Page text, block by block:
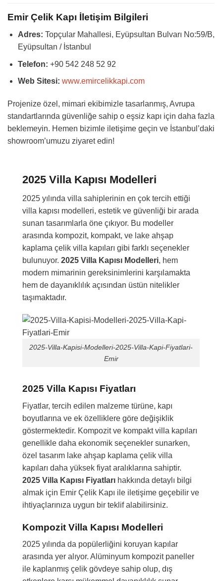
Emir Çelik Kapı İletişim Bilgileri
Adres: Topçular Mahallesi, Eyüpsultan Bulvarı No:59/B,
Eyüpsultan / İstanbul
Telefon: +90 542 248 52 92
Web Sitesi: www.emircelikkapi.com
Projenize özel, mimari ekibimizle tasarlanmış, Avrupa
standartlarında güvenliğe sahip o eşsiz kapı için daha fazla
beklemeyin. Hemen bizimle iletişime geçin ve İstanbul’daki
showroom’umuzu ziyaret edin!
2025 Villa Kapısı Modelleri
2025 yılında villa sahiplerinin en çok tercih ettiği
villa kapısı modelleri, estetik ve güvenliği bir arada
sunan tasarımlarla öne çıkıyor. Bu modeller
arasında kompozit, kompakt, ve lake ahşap
kaplama çelik villa kapıları gibi farklı seçenekler
bulunuyor. 2025 Villa Kapısı Modelleri, hem
modern mimarinin gereksinimlerini karşılamakta
hem de dayanıklılık açısından üstün nitelikler
taşımaktadır.
2025-Villa-Kapisi-Modelleri-2025-Villa-Kapi-Fiyatlari-
Emir
2025 Villa Kapısı Fiyatları
Fiyatlar, tercih edilen malzeme türüne, kapı
boyutlarına ve ek özelliklere göre değişiklik
göstermektedir. Kompozit ve kompakt villa kapıları
genellikle daha ekonomik seçenekler sunarken,
özel tasarım lake ahşap kaplama çelik villa
kapıları daha yüksek fiyat aralıklarına sahiptir.
2025 Villa Kapısı Fiyatları hakkında detaylı bilgi
almak için Emir Çelik Kapı ile iletişime geçebilir ve
ihtiyaçlarınıza uygun bir teklif alabilirsiniz.
Kompozit Villa Kapısı Modelleri
2025 yılında da popülerliğini koruyan kapılar
arasında yer alıyor. Alüminyum kompozit paneller
ile kaplanmış çelik gövdeye sahip olup, dış